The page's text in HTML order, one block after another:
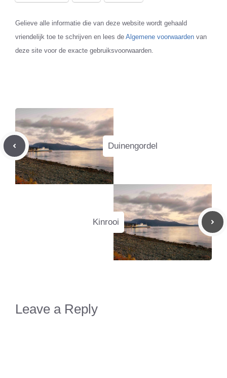
Gelieve alle informatie die van deze website wordt gehaald
vriendelijk toe te schrijven en lees de Algemene voorwaarden van
deze site voor de exacte gebruiksvoorwaarden.
Duinengordel
Kinrooi
Leave a Reply